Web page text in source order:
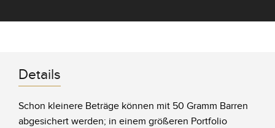
Details
Schon kleinere Beträge können mit 50 Gramm Barren
abgesichert werden; in einem größeren Portfolio